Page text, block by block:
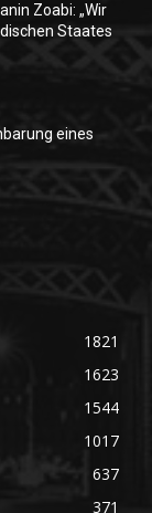
Zoabi: „Wir
Staates
eines
1821
1623
1544
1017
637
371